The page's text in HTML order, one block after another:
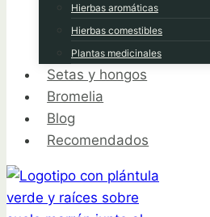
Hierbas aromáticas
Hierbas comestibles
Plantas medicinales
Setas y hongos
Bromelia
Blog
Recomendados